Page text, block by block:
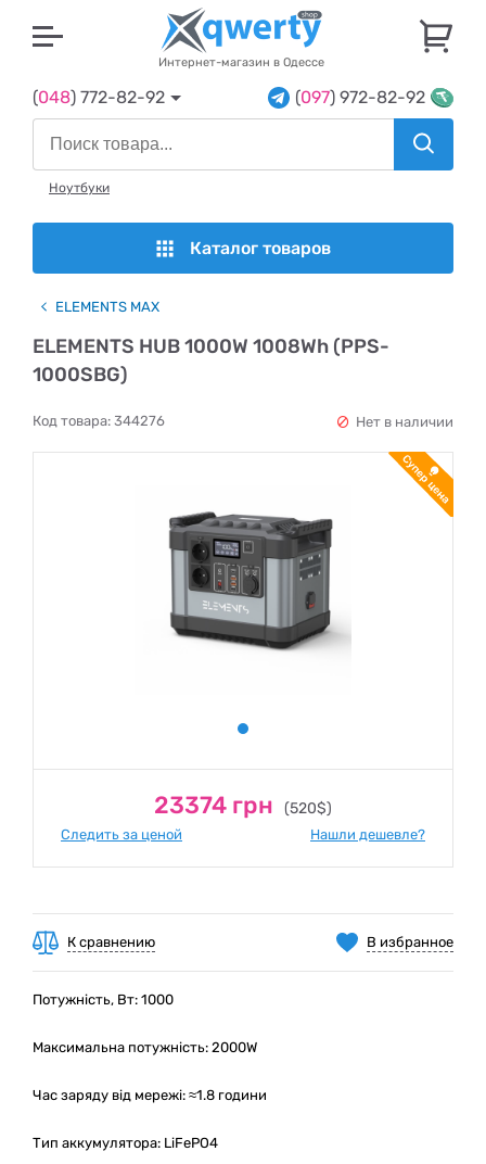
Интернет-магазин в Одессе
(048) 772-82-92 (097) 972-82-92
Ноутбуки
Каталог товаров
ELEMENTS MAX
ELEMENTS HUB 1000W 1008Wh (PPS-
1000SBG)
Код товара: 344276 Нет в наличии
23374 грн (520$)
Следить за ценой Нашли дешевле?
В избранное
К сравнению
Потужність, Вт: 1000
Максимальна потужність: 2000W
Час заряду від мережі: ≈1.8 години
Тип аккумулятора: LiFePO4